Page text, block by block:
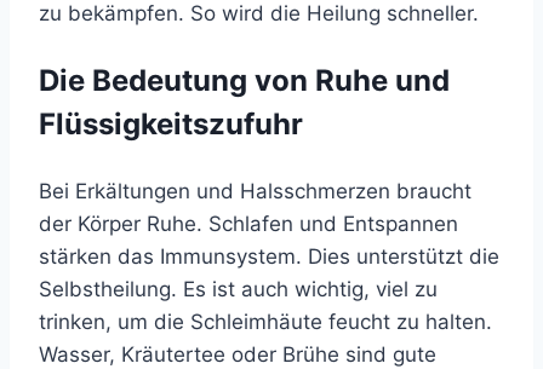
zu bekämpfen. So wird die Heilung schneller.
Die Bedeutung von Ruhe und
Flüssigkeitszufuhr
Bei Erkältungen und Halsschmerzen braucht
der Körper Ruhe. Schlafen und Entspannen
stärken das Immunsystem. Dies unterstützt die
Selbstheilung. Es ist auch wichtig, viel zu
trinken, um die Schleimhäute feucht zu halten.
Wasser, Kräutertee oder Brühe sind gute